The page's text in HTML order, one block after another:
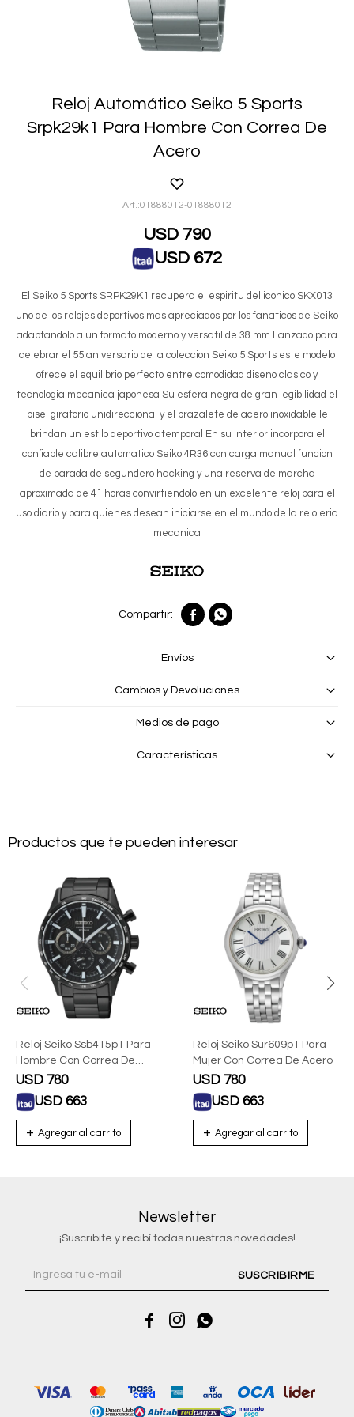
Reloj Automático Seiko 5 Sports
Srpk29k1 Para Hombre Con Correa De
Acero
01888012-01888012
USD 790
USD 672
El Seiko 5 Sports SRPK29K1 recupera el espiritu del iconico SKX013
uno de los relojes deportivos mas apreciados por los fanaticos de Seiko
adaptandolo a un formato moderno y versatil de 38 mm Lanzado para
celebrar el 55 aniversario de la coleccion Seiko 5 Sports este modelo
ofrece el equilibrio perfecto entre comodidad diseno clasico y
tecnologia mecanica japonesa Su esfera negra de gran legibilidad el
bisel giratorio unidireccional y el brazalete de acero inoxidable le
brindan un estilo deportivo atemporal En su interior incorpora el
confiable calibre automatico Seiko 4R36 con carga manual funcion
de parada de segundero hacking y una reserva de marcha
aproximada de 41 horas convirtiendolo en un excelente reloj para el
uso diario y para quienes desean iniciarse en el mundo de la relojeria
mecanica
 
Envíos
Cambios y Devoluciones
Medios de pago
Características
Productos que te pueden interesar
Reloj Seiko Ssb415p1 Para
Hombre Con Correa De
Acero
USD 780
USD 663
Reloj Seiko Sur609p1 Para
Mujer Con Correa De Acero
USD 780
USD 663
Newsletter
¡Suscribite y recibí todas nuestras novedades!
SUSCRIBIRME
  